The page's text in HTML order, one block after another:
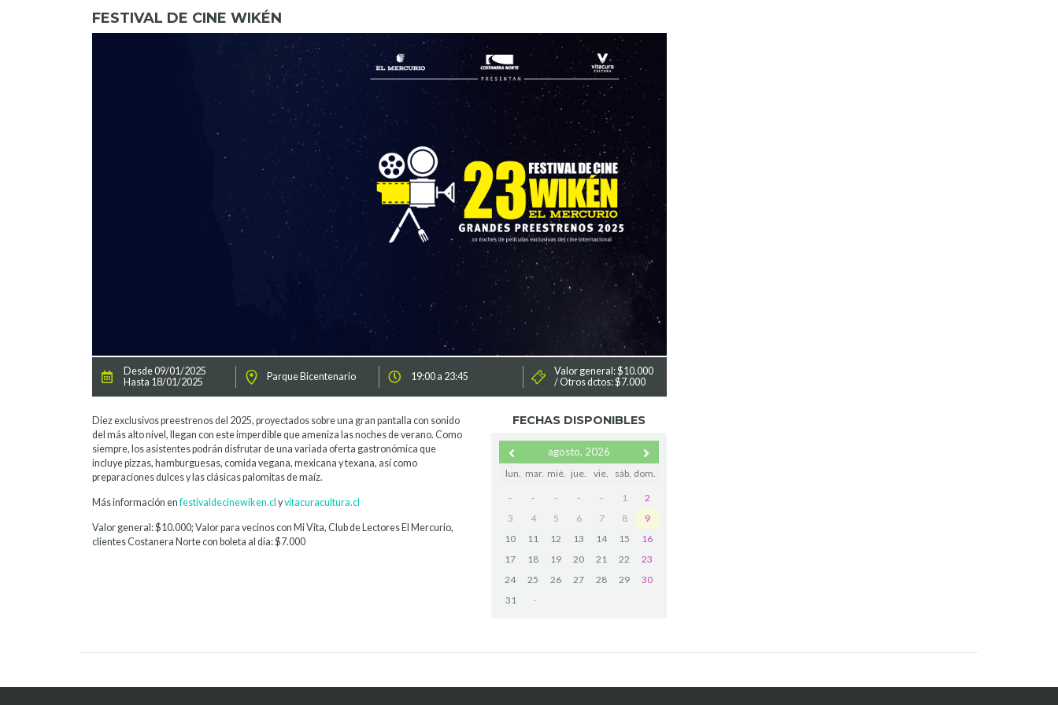
FESTIVAL DE CINE WIKÉN
Desde 09/01/2025
Hasta 18/01/2025
Parque Bicentenario 19:00 a 23:45
Valor general: $10.000
/ Otros dctos: $7.000
Diez exclusivos preestrenos del 2025, proyectados sobre una gran pantalla con sonido
del más alto nivel, llegan con este imperdible que ameniza las noches de verano. Como
siempre, los asistentes podrán disfrutar de una variada oferta gastronómica que
incluye pizzas, hamburguesas, comida vegana, mexicana y texana, así como
preparaciones dulces y las clásicas palomitas de maíz.
Más información enfestivaldecinewiken.cl yvitacuracultura.cl
Valor general: $10.000; Valor para vecinos con Mi Vita, Club de Lectores El Mercurio,
clientes Costanera Norte con boleta al día: $7.000
FECHAS DISPONIBLES
agosto, 2026
lun. mar. mié. jue. vie. sáb. dom.
- - - - - 1
2
3
4 5 6 7 8
9
10
11 12 13 14 15
16
17
18 19 20 21 22
23
24
25 26 27 28 29
30
31
-